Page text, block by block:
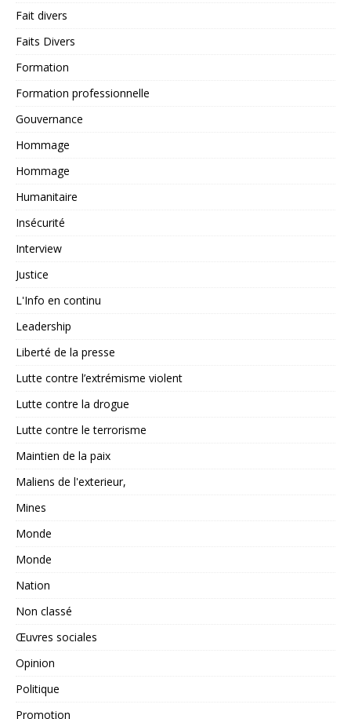
Fait divers
Faits Divers
Formation
Formation professionnelle
Gouvernance
Hommage
Hommage
Humanitaire
Insécurité
Interview
Justice
L'Info en continu
Leadership
Liberté de la presse
Lutte contre l’extrémisme violent
Lutte contre la drogue
Lutte contre le terrorisme
Maintien de la paix
Maliens de l'exterieur,
Mines
Monde
Monde
Nation
Non classé
Œuvres sociales
Opinion
Politique
Promotion